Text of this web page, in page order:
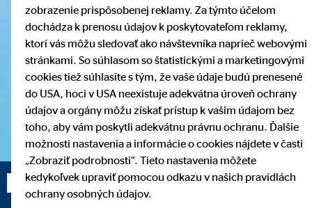
Ing. Adam Gajdoš —
zobrazenie prispôsobenej reklamy. Za týmto účelom
dochádza k prenosu údajov k poskytovateľom reklamy,
ktorí vás môžu sledovať ako návštevníka naprieč webovými
stránkami. So súhlasom so štatistickými a marketingovými
cookies tiež súhlasíte s tým, že vaše údaje budú prenesené
do USA, hoci v USA neexistuje adekvátna úroveň ochrany
údajov a orgány môžu získať prístup k vašim údajom bez
toho, aby vám poskytli adekvátnu právnu ochranu. Ďalšie
možnosti nastavenia a informácie o cookies nájdete v časti
„Zobraziť podrobnosti“. Tieto nastavenia môžete
kedykoľvek upraviť pomocou odkazu v našich pravidlách
ochrany osobných údajov.